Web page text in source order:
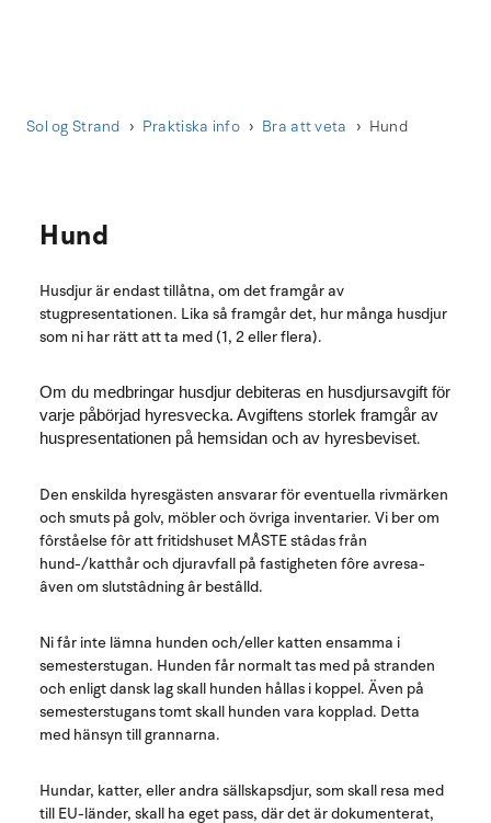
Sol og Strand Praktiska info Bra att veta Hund
Hund
Husdjur är endast tillåtna, om det framgår av
stugpresentationen. Lika så framgår det, hur många husdjur
som ni har rätt att ta med (1, 2 eller flera).
Om du medbringar husdjur debiteras en husdjursavgift för
varje påbörjad hyresvecka. Avgiftens storlek framgår av
huspresentationen på hemsidan och av hyresbeviset.
Den enskilda hyresgästen ansvarar för eventuella rivmärken
och smuts på golv, möbler och övriga inventarier. Vi ber om
fôrståelse fôr att fritidshuset MÅSTE stâdas från
hund-/katthår och djuravfall på fastigheten fôre avresa-
âven om slutstâdning âr bestâlld.
Ni får inte lämna hunden och/eller katten ensamma i
semesterstugan. Hunden får normalt tas med på stranden
och enligt dansk lag skall hunden hållas i koppel. Även på
semesterstugans tomt skall hunden vara kopplad. Detta
med hänsyn till grannarna.
Hundar, katter, eller andra sällskapsdjur, som skall resa med
till EU-länder, skall ha eget pass, där det är dokumenterat,